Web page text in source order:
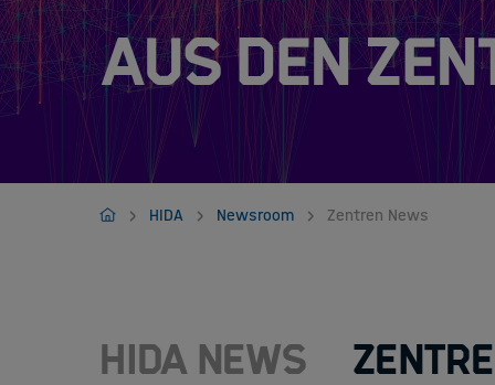
Mobilität
HIDA
Jobs
Aus den
HIDA Newsroom Zentren News
HIDA News